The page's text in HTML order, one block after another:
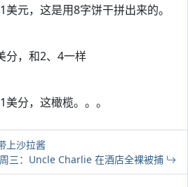
元，这是用8字饼干拼出来的。
分，和2、4一样
分，这橄榄。。。
上沙拉酱
三：Uncle Charlie 在酒店全裸被捕